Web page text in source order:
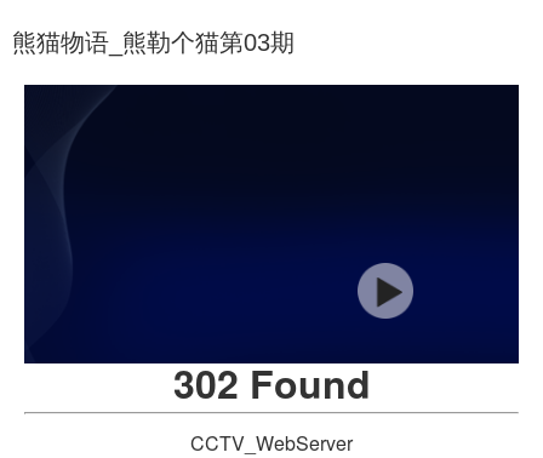
熊猫物语_熊勒个猫第03期
302 Found
CCTV_WebServer